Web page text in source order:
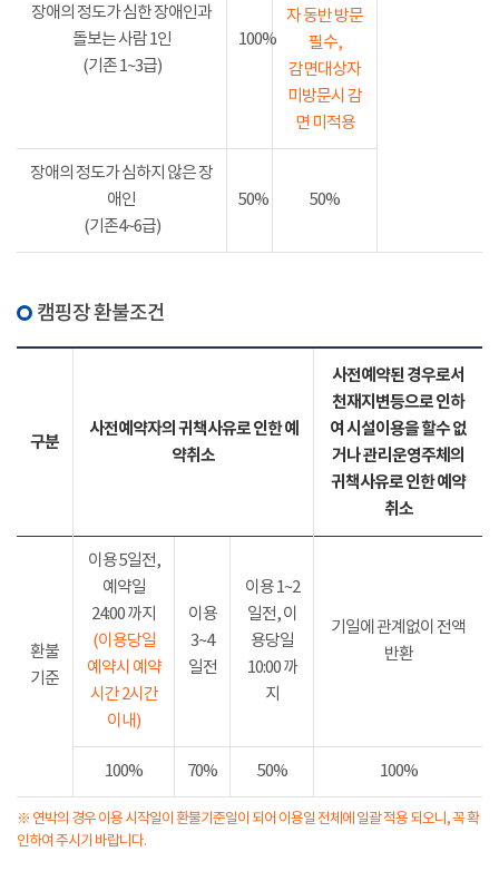
자 동반 방문
필수,
감면대상자
미방문시 감
면 미적용
장애의 정도가 심한 장애인과
돌보는 사람 1인
(기존 1~3급)
100%
장애의 정도가 심하지 않은 장
애인
(기존4~6급)
50% 50%
캠핑장 환불조건
구분
사전예약자의 귀책사유로 인한 예
약취소
사전예약된 경우로서
천재지변등으로 인하
여 시설이용을 할수 없
거나 관리운영주체의
귀책사유로 인한 예약
취소
환불
기준
이용 5일전,
예약일
24:00 까지
(이용당일
예약시 예약
시간 2시간
이내)
이용
3~4
일전
이용 1~2
일전, 이
용당일
10:00 까
지
기일에 관계없이 전액
반환
100% 70% 50% 100%
※ 연박의 경우 이용 시작일이 환불기준일이 되어 이용일 전체에 일괄 적용 되오니, 꼭 확
인하여 주시기 바랍니다.